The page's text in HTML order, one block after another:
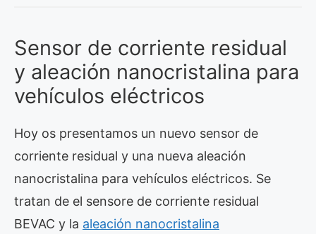
Sensor de corriente residual
y aleación nanocristalina para
vehículos eléctricos
Hoy os presentamos un nuevo sensor de
corriente residual y una nueva aleación
nanocristalina para vehículos eléctricos. Se
tratan de el sensore de corriente residual
BEVAC y la aleación nanocristalina